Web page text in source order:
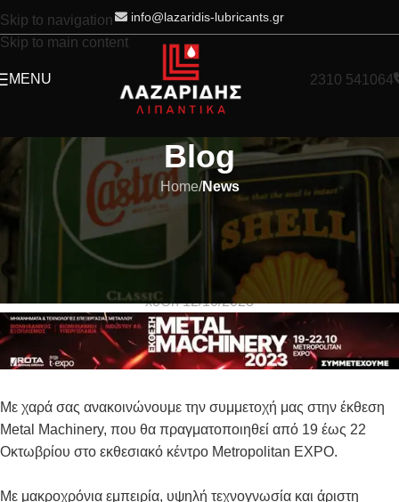
Skip to navigation
Skip to main content
info@lazaridis-lubricants.gr
MENU 2310 541064
Blog
Home/News
Συμμετοχή στην Metal Machinery
xoOn 12/10/2023
Με χαρά σας ανακοινώνουμε την συμμετοχή μας στην έκθεση
Metal Machinery, που θα πραγματοποιηθεί από 19 έως 22
Οκτωβρίου στο εκθεσιακό κέντρο Metropolitan EXPO.
Με μακροχρόνια εμπειρία, υψηλή τεχνογνωσία και άριστη